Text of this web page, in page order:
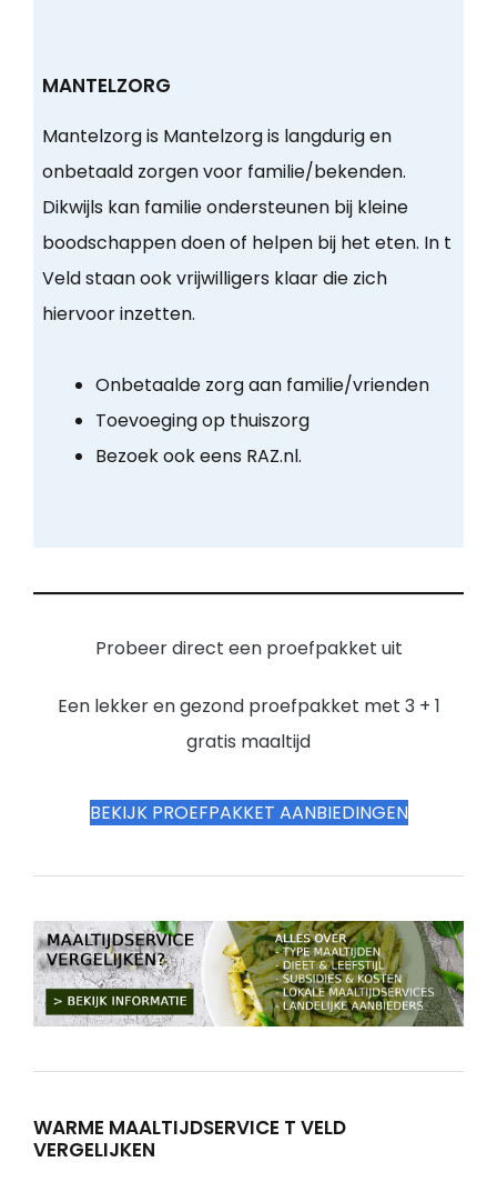
MANTELZORG
Mantelzorg is Mantelzorg is langdurig en
onbetaald zorgen voor familie/bekenden.
Dikwijls kan familie ondersteunen bij kleine
boodschappen doen of helpen bij het eten. In t
Veld staan ook vrijwilligers klaar die zich
hiervoor inzetten.
Onbetaalde zorg aan familie/vrienden
Toevoeging op thuiszorg
Bezoek ook eens RAZ.nl.
Probeer direct een proefpakket uit
Een lekker en gezond proefpakket met 3 + 1
gratis maaltijd
BEKIJK PROEFPAKKET AANBIEDINGEN
WARME MAALTIJDSERVICE T VELD
VERGELIJKEN